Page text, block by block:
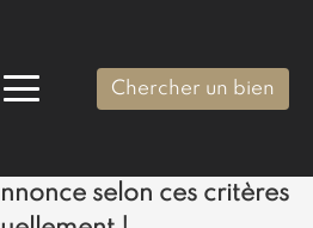
Chercher un bien
selon ces critères